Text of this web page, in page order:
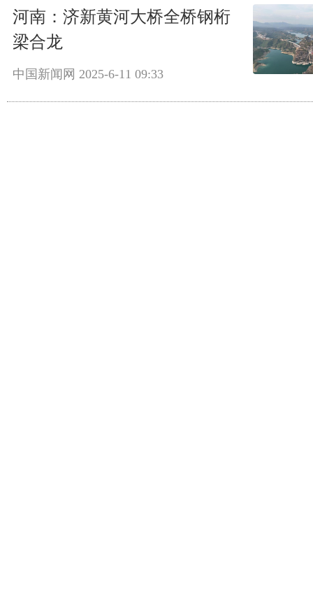
河南：济新黄河大桥全桥钢桁
梁合龙
中国新闻网 2025-6-11 09:33